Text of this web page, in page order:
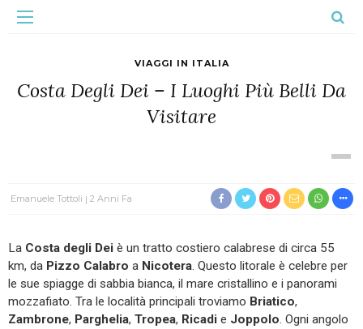
VIAGGI IN ITALIA
Costa Degli Dei – I Luoghi Più Belli Da
Visitare
Emanuele Tottoli 2 Anni Fa
La Costa degli Dei è un tratto costiero calabrese di circa 55
km, da Pizzo Calabro a Nicotera. Questo litorale è celebre per
le sue spiagge di sabbia bianca, il mare cristallino e i panorami
mozzafiato. Tra le località principali troviamo Briatico,
Zambrone, Parghelia, Tropea, Ricadi e Joppolo. Ogni angolo